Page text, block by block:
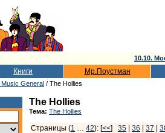
10.10.
Книги Мр.Поустман
General / The Hollies
The Hollies
Тема: The Hollies
Страницы (1 … 42): [<<] 35 36 37